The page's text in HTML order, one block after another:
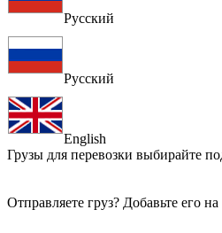
Русский
Русский
English
Грузы для перевозки выбирайте
Отправляете груз? Добавьте его